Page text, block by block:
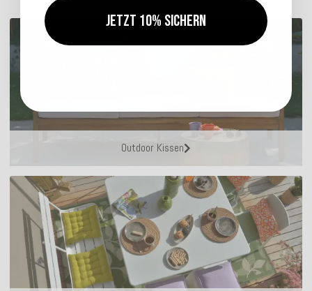
Outdoor Kissen
Jetzt 10% sichern